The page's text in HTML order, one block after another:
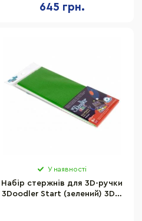
645 грн.
У наявності
Набір стержнів для 3D-ручки
3Doodler Start (зелений) 3DS-